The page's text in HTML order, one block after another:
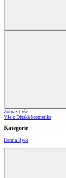
Zobrazit vše
Vše z Dětská kosmetika
Kategorie
Derma Ryor